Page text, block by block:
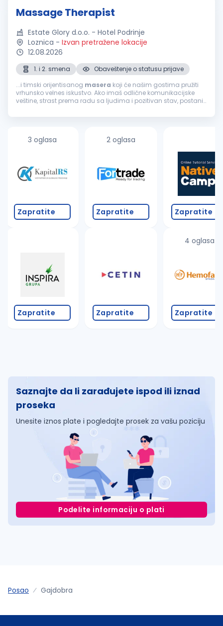
Massage Therapist
Estate Glory d.o.o. - Hotel Podrinje
Loznica - Izvan pretražene lokacije
12.08.2026
1. i 2. smena
Obaveštenje o statusu prijave
...i timski orijentisanog masera koji će našim gostima pružiti
vrhunsko velnes iskustvo. Ako imaš odlične komunikacijske
veštine, strast prema radu sa ljudima i pozitivan stav, postani
odgovarajuća...
3 oglasa
Zapratite
Zapratite
2 oglasa
Zapratite
Zapratite
Zapratite
4 oglasa
Zapratite
Saznajte da li zarađujete ispod ili iznad
proseka
Unesite iznos plate i pogledajte prosek za vašu poziciju
Podelite informaciju o plati
Posao Gajdobra